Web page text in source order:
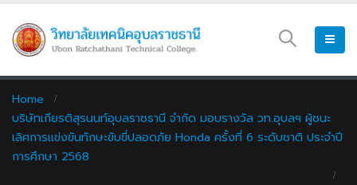
Home
บริษัทเกียรติสุรนนท์อุบลราชธานี จำกัด มอบรางวัล วท.อุบลฯ ผู้ชนะ
เลิศการแข่งขันทักษะขับขี่ปลอดภัย Honda ครั้งที่ 6 ระดับชาติ ประจำปี
การศึกษา 2568